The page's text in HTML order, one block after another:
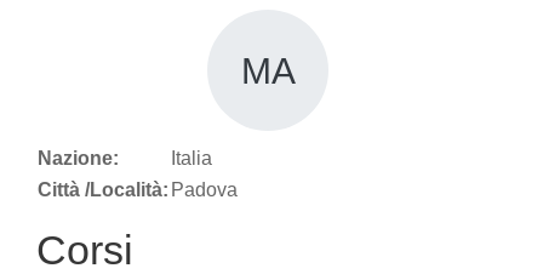
MA
Nazione:
Italia
Città /Località: Padova
Corsi